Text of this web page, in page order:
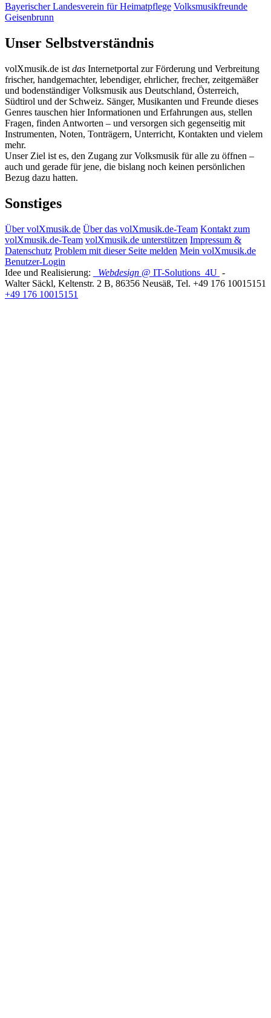
Bayerischer Landesverein für Heimatpflege Volksmusikfreunde
Geisenbrunn
Unser Selbstverständnis
volXmusik.de ist das Internetportal zur Förderung und Verbreitung
frischer, handgemachter, lebendiger, ehrlicher, frecher, zeitgemäßer
und bodenständiger Volksmusik aus Deutschland, Österreich,
Südtirol und der Schweiz. Sänger, Musikanten und Freunde dieses
Genres tauschen hier Informationen und Erfahrungen aus, stellen
Fragen, finden Antworten – und versorgen sich gegenseitig mit
Instrumenten, Noten, Tonträgern, Unterricht, Kontakten und vielem
mehr.
Unser Ziel ist es, den Zugang zur Volksmusik für alle zu öffnen –
auch und gerade für jene, die bislang noch keinen persönlichen
Bezug dazu hatten.
Sonstiges
Über volXmusik.de Über das volXmusik.de-Team Kontakt zum
volXmusik.de-Team volXmusik.de unterstützen Impressum &
Datenschutz Problem mit dieser Seite melden Mein volXmusik.de
Benutzer-Login
Idee und Realisierung:
Webdesign @ IT-Solutions 4U -
Walter Säckl, Keltenstr. 2 B, 86356 Neusäß, Tel. +49 176 10015151
+49 176 10015151